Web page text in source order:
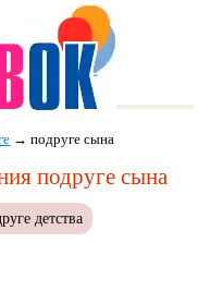
→подруге сына
подруге сына
детства